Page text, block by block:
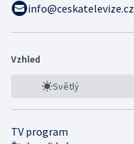
info@ceskatelevize.cz
Vzhled
Světlý
TV program